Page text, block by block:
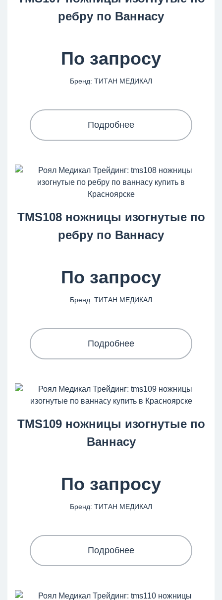
ребру по Ваннасу
По запросу
Бренд: ТИТАН МЕДИКАЛ
Подробнее
TMS108 ножницы изогнутые по
ребру по Ваннасу
По запросу
Бренд: ТИТАН МЕДИКАЛ
Подробнее
TMS109 ножницы изогнутые по
Ваннасу
По запросу
Бренд: ТИТАН МЕДИКАЛ
Подробнее